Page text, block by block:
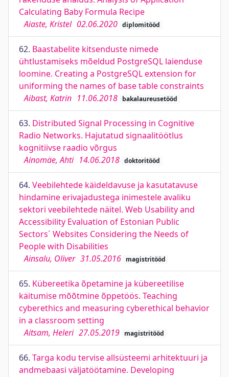
Calculating Baby Formula Recipe
Aiaste, Kristel 02.06.2020 diplomitööd
62. Baastabelite kitsenduste nimede
ühtlustamiseks mõeldud PostgreSQL laienduse
loomine. Creating a PostgreSQL extension for
uniforming the names of base table constraints
Aibast, Katrin 11.06.2018 bakalaureusetööd
63. Distributed Signal Processing in Cognitive
Radio Networks. Hajutatud signaalitöötlus
kognitiivse raadio võrgus
Ainomäe, Ahti 14.06.2018 doktoritööd
64. Veebilehtede käideldavuse ja kasutatavuse
hindamine erivajadustega inimestele avaliku
sektori veebilehtede näitel. Web Usability and
Accessibility Evaluation of Estonian Public
Sectors´ Websites Considering the Needs of
People with Disabilities
Ainsalu, Oliver 31.05.2016 magistritööd
65. Kübereetika õpetamine ja kübereetilise
käitumise mõõtmine õppetöös. Teaching
cyberethics and measuring cyberethical behavior
in a classroom setting
Aitsam, Heleri 27.05.2019 magistritööd
66. Targa kodu tervise allsüsteemi arhitektuuri ja
andmebaasi väljatöötamine. Developing